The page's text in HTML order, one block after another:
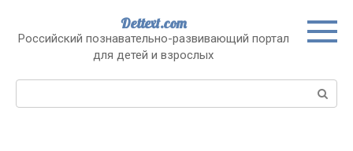
контенту
Dettext.com
Российский познавательно-развивающий портал
для детей и взрослых
Поиск: